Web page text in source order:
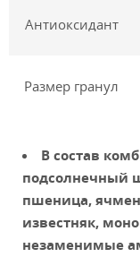
Антиоксидант
Размер гранул
В состав
подсолнечный
пшеница,
известняк,
незаменимые